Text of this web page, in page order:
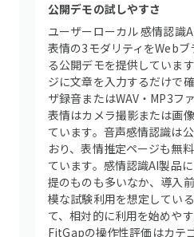
公開デモの試しやすさ
ユーザーローカル 感情認識
表情の3モダリティをWeb
る公開デモを提供していま
ジに文章を入力するだけで
ザ録音またはWAV・MP3フ
表情はカメラ撮影または画
ています。音声感情認識は
おり、表情推定ページも無
ています。感情認識AI製品
提のものも多いなか、導入
模な試験利用を想定してい
て、相対的に利用を始めや
FitGapの操作性評価はカテ